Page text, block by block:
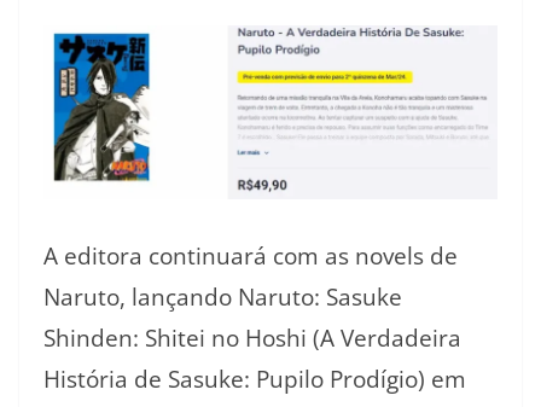
A editora continuará com as novels de
Naruto, lançando Naruto: Sasuke
Shinden: Shitei no Hoshi (A Verdadeira
História de Sasuke: Pupilo Prodígio) em